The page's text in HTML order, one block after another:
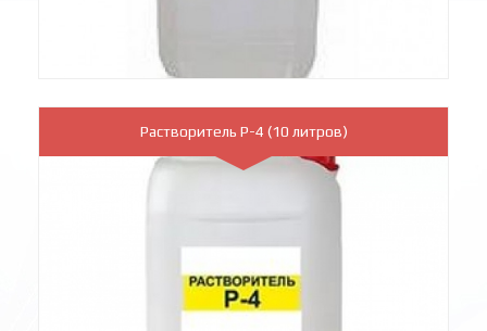
Растворитель Р-4 (10 литров)